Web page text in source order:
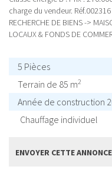
charge du vendeur. Réf.002316
RECHERCHE DE BIENS ->
LOCAUX & FONDS DE
5 Pièces
Terrain de 85 m2
Année de construction
Chauffage individuel
ENVOYER CETTE